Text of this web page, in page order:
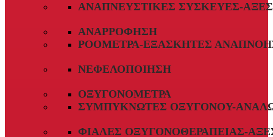
ΑΝΑΠΝΕΥΣΤΙΚΈΣ ΣΥΣΚΕΥΈΣ-
ΑΝΑΡΡΌΦΗΣΗ
ΡΟΌΜΕΤΡΑ-ΕΞΑΣΚΗΤΈΣ
ΝΕΦΕΛΟΠΟΊΗΣΗ
ΟΞΥΓΟΝΌΜΕΤΡΑ
ΣΥΜΠΥΚΝΩΤΈΣ ΟΞΥΓΌΝΟΥ-
ΦΙΆΛΕΣ ΟΞΥΓΟΝΟΘΕΡΑΠΕΊΑΣ-